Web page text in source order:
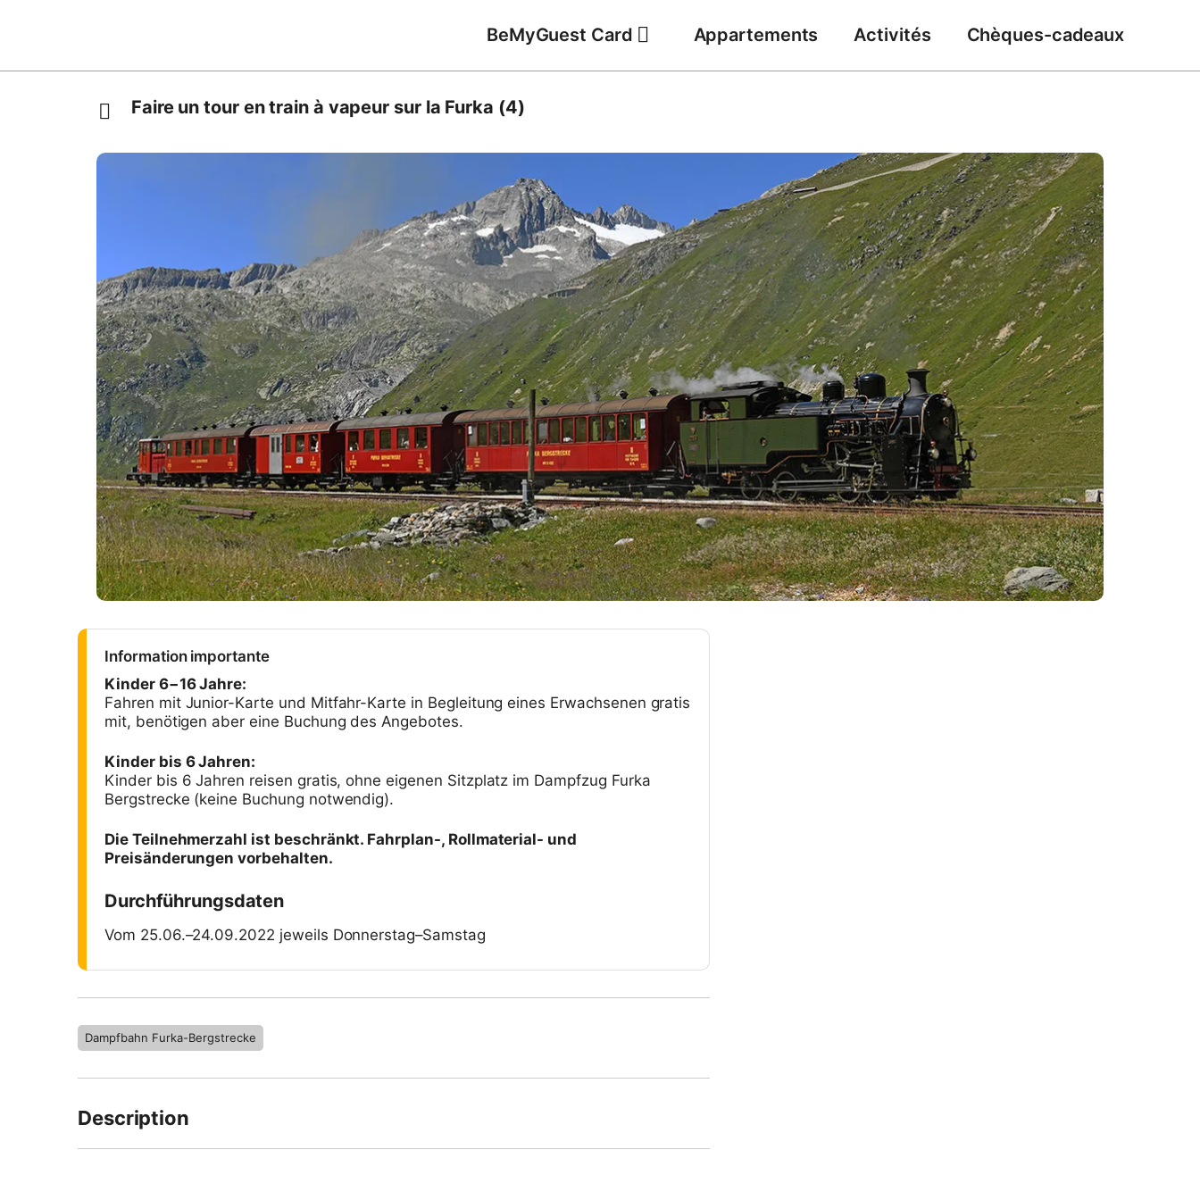
BeMyGuest Card Appartements Activités Chèques-cadeaux
Faire un tour en train à vapeur sur la Furka (4)
Information importante
Kinder 6−16 Jahre:
Fahren mit Junior-Karte und Mitfahr-Karte in Begleitung eines Erwachsenen gratis
mit, benötigen aber eine Buchung des Angebotes.
Kinder bis 6 Jahren:
Kinder bis 6 Jahren reisen gratis, ohne eigenen Sitzplatz im Dampfzug Furka
Bergstrecke (keine Buchung notwendig).
Die Teilnehmerzahl ist beschränkt. Fahrplan-, Rollmaterial- und
Preisänderungen vorbehalten.
Durchführungsdaten
Vom 25.06.–24.09.2022 jeweils Donnerstag–Samstag
Dampfbahn Furka-Bergstrecke
Description